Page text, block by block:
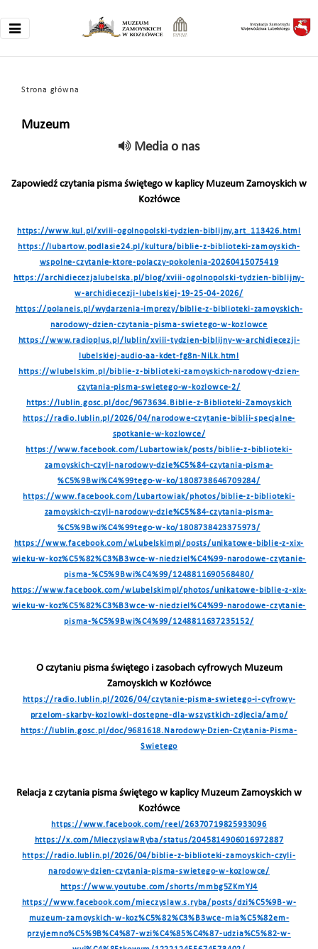
Strona główna
Muzeum
Media o nas
Zapowiedź czytania pisma świętego w kaplicy Muzeum Zamoyskich w
Kozłówce
https://www.kul.pl/xviii-ogolnopolski-tydzien-biblijny,art_113426.html
https://lubartow.podlasie24.pl/kultura/biblie-z-biblioteki-zamoyskich-
wspolne-czytanie-ktore-polaczy-pokolenia-20260415075419
https://archidiecezjalubelska.pl/blog/xviii-ogolnopolski-tydzien-biblijny-
w-archidiecezji-lubelskiej-19-25-04-2026/
https://polaneis.pl/wydarzenia-imprezy/biblie-z-biblioteki-zamoyskich-
narodowy-dzien-czytania-pisma-swietego-w-kozlowce
https://www.radioplus.pl/lublin/xviii-tydzien-biblijny-w-archidiecezji-
lubelskiej-audio-aa-kdet-fg8n-NiLk.html
https://wlubelskim.pl/biblie-z-biblioteki-zamoyskich-narodowy-dzien-
czytania-pisma-swietego-w-kozlowce-2/
https://lublin.gosc.pl/doc/9673634.Biblie-z-Biblioteki-Zamoyskich
https://radio.lublin.pl/2026/04/narodowe-czytanie-biblii-specjalne-
spotkanie-w-kozlowce/
https://www.facebook.com/Lubartowiak/posts/biblie-z-biblioteki-
zamoyskich-czyli-narodowy-dzie%C5%84-czytania-pisma-
%C5%9Bwi%C4%99tego-w-ko/1808738646709284/
https://www.facebook.com/Lubartowiak/photos/biblie-z-biblioteki-
zamoyskich-czyli-narodowy-dzie%C5%84-czytania-pisma-
%C5%9Bwi%C4%99tego-w-ko/1808738423375973/
https://www.facebook.com/wLubelskimpl/posts/unikatowe-biblie-z-xix-
wieku-w-koz%C5%82%C3%B3wce-w-niedziel%C4%99-narodowe-czytanie-
pisma-%C5%9Bwi%C4%99/1248811690568480/
https://www.facebook.com/wLubelskimpl/photos/unikatowe-biblie-z-xix-
wieku-w-koz%C5%82%C3%B3wce-w-niedziel%C4%99-narodowe-czytanie-
pisma-%C5%9Bwi%C4%99/1248811637235152/
O czytaniu pisma świętego i zasobach cyfrowych Muzeum
Zamoyskich w Kozłówce
https://radio.lublin.pl/2026/04/czytanie-pisma-swietego-i-cyfrowy-
przelom-skarby-kozlowki-dostepne-dla-wszystkich-zdjecia/amp/
https://lublin.gosc.pl/doc/9681618.Narodowy-Dzien-Czytania-Pisma-
Swietego
Relacja z czytania pisma świętego w kaplicy Muzeum Zamoyskich w
Kozłówce
https://www.facebook.com/reel/26370719825933096
https://x.com/MieczyslawRyba/status/2045814906016972887
https://radio.lublin.pl/2026/04/biblie-z-biblioteki-zamoyskich-czyli-
narodowy-dzien-czytania-pisma-swietego-w-kozlowce/
https://www.youtube.com/shorts/mmbg5ZKmYJ4
https://www.facebook.com/mieczyslaw.s.ryba/posts/dzi%C5%9B-w-
muzeum-zamoyskich-w-koz%C5%82%C3%B3wce-mia%C5%82em-
przyjemno%C5%9B%C4%87-wzi%C4%85%C4%87-udzia%C5%82-w-